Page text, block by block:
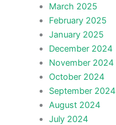
March 2025
February 2025
January 2025
December 2024
November 2024
October 2024
September 2024
August 2024
July 2024